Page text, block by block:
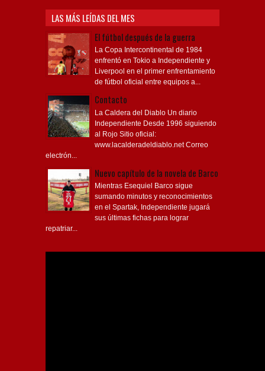
LAS MÁS LEÍDAS DEL MES
El fútbol después de la guerra
La Copa Intercontinental de 1984
enfrentó en Tokio a Independiente y
Liverpool en el primer enfrentamiento
de fútbol oficial entre equipos a...
Contacto
La Caldera del Diablo Un diario
Independiente Desde 1996 siguiendo
al Rojo Sitio oficial:
www.lacalderadeldiablo.net Correo
electrón...
Nuevo capítulo de la novela de Barco
Mientras Esequiel Barco sigue
sumando minutos y reconocimientos
en el Spartak, Independiente jugará
sus últimas fichas para lograr
repatriar...